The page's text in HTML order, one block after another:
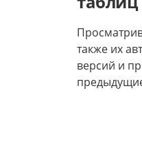
также их
версий и